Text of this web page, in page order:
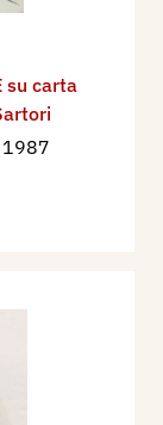
su carta
1987